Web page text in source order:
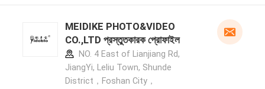
MEIDIKE PHOTO&VIDEO
CO.,LTD প্রস্তুতকারক প্রোফাইল
NO. 4 East of Lianjiang Rd,
JiangYi, Leliu Town, Shunde
District，Foshan City，